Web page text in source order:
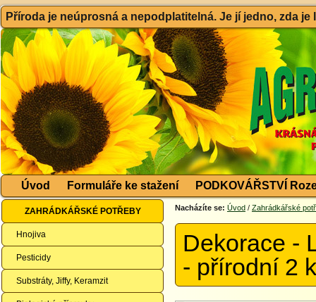
Příroda je neúprosná a nepodplatitelná. Je jí jedno, zda
Úvod Formuláře ke stažení PODKOVÁŘSTVÍ
ZAHRÁDKÁŘSKÉ POTŘEBY
Hnojiva
Pesticidy
Substráty, Jiffy, Keramzit
Nacházíte se: Úvod / Zahrádkářské
Dekorace -
- přírodní 2